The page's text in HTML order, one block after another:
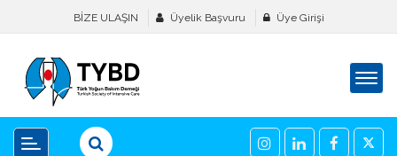
BİZE ULAŞIN Üyelik Başvuru Üye Girişi